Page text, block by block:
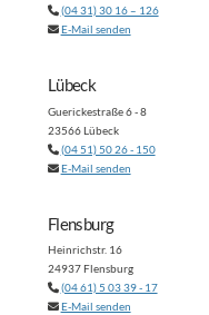
(04 31) 30 16 – 126
E-Mail senden
Lübeck
Guerickestraße 6 - 8
23566 Lübeck
(04 51) 50 26 - 150
E-Mail senden
Flensburg
Heinrichstr. 16
24937 Flensburg
(04 61) 5 03 39 - 17
E-Mail senden